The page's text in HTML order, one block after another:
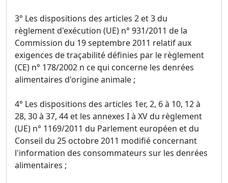
3° Les dispositions des articles 2 et 3 du
règlement d'exécution (UE) n° 931/2011 de la
Commission du 19 septembre 2011 relatif aux
exigences de traçabilité définies par le règlement
(CE) n° 178/2002 n ce qui concerne les denrées
alimentaires d'origine animale ;
4° Les dispositions des articles 1er, 2, 6 à 10, 12 à
28, 30 à 37, 44 et les annexes I à XV du règlement
(UE) n° 1169/2011 du Parlement européen et du
Conseil du 25 octobre 2011 modifié concernant
l'information des consommateurs sur les denrées
alimentaires ;